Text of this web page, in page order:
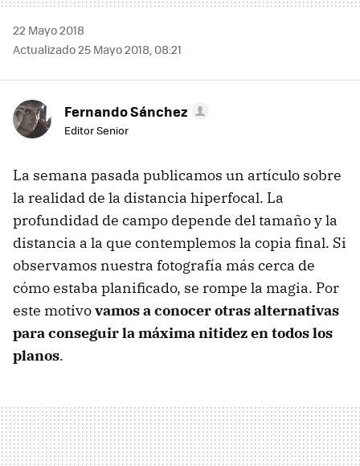
22 Mayo 2018
Actualizado 25 Mayo 2018, 08:21
Fernando Sánchez
Editor Senior
La semana pasada publicamos un artículo sobre
la realidad de la distancia hiperfocal. La
profundidad de campo depende del tamaño y la
distancia a la que contemplemos la copia final. Si
observamos nuestra fotografía más cerca de
cómo estaba planificado, se rompe la magia. Por
este motivovamos a conocer otras alternativas
para conseguir la máxima nitidez en todos los
planos.